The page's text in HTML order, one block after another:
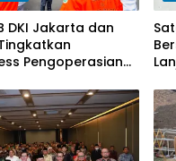
DKI Jakarta dan
Pengoperasian
Pasokan Listrik